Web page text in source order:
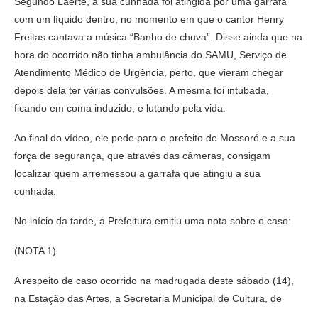
com um líquido dentro, no momento em que o cantor Henry
Freitas cantava a música “Banho de chuva”. Disse ainda que na
hora do ocorrido não tinha ambulância do SAMU, Serviço de
Atendimento Médico de Urgência, perto, que vieram chegar
depois dela ter várias convulsões. A mesma foi intubada,
ficando em coma induzido, e lutando pela vida.
Ao final do vídeo, ele pede para o prefeito de Mossoró e a sua
força de segurança, que através das câmeras, consigam
localizar quem arremessou a garrafa que atingiu a sua
cunhada.
No início da tarde, a Prefeitura emitiu uma nota sobre o caso:
(NOTA 1)
A respeito de caso ocorrido na madrugada deste sábado (14),
na Estação das Artes, a Secretaria Municipal de Cultura, de